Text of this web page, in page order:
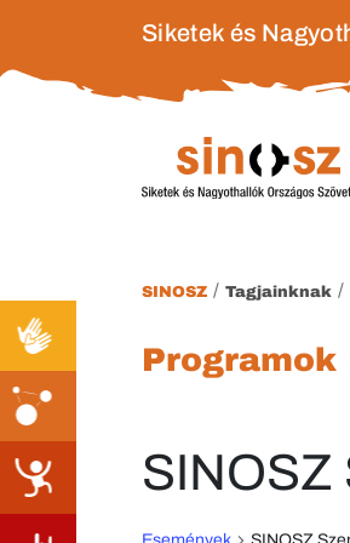
Siketek és
SINOSZ / Tagjainknak /
Programok
SINOSZ